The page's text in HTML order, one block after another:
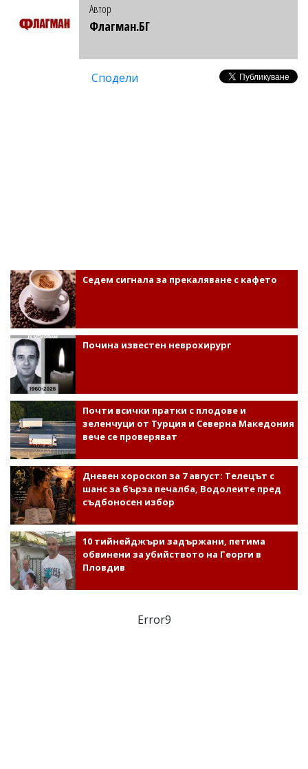
Автор
Флагман.БГ
Сподели
Седем сигнала за прекаляване с кафето
Почина известен неврохирург
Почти всички пратки с плодове и
зеленчуци от Турция и Северна Македония
вече се проверяват
Дневен хороскоп за 7 август: Телецът с
шанс за бърза печалба, Водолеите пред
съдбоносен избор
10 тийнейджъри задържани, петима
обвинени за убийството на Георги в
Пловдив
Error9